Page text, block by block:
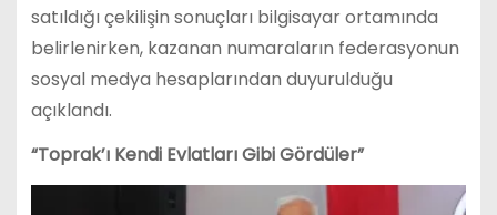
satıldığı çekilişin sonuçları bilgisayar ortamında
belirlenirken, kazanan numaraların federasyonun
sosyal medya hesaplarından duyurulduğu
açıklandı.
“Toprak’ı Kendi Evlatları Gibi Gördüler”